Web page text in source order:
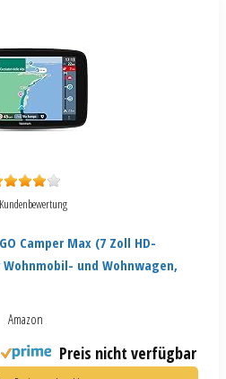
Camper Max (7 Zoll HD-
und Wohnwagen,
Amazon
Preis nicht verfügbar